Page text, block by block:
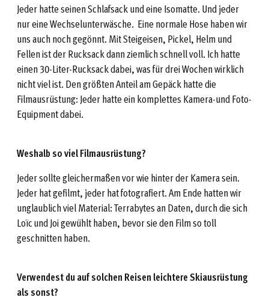
Jeder hatte seinen Schlafsack und eine Isomatte. Und jeder
nur eine Wechselunterwäsche. Eine normale Hose haben wir
uns auch noch gegönnt. Mit Steigeisen, Pickel, Helm und
Fellen ist der Rucksack dann ziemlich schnell voll. Ich hatte
einen 30-Liter-Rucksack dabei, was für drei Wochen wirklich
nicht viel ist. Den größten Anteil am Gepäck hatte die
Filmausrüstung: Jeder hatte ein komplettes Kamera-und Foto-
Equipment dabei.
Weshalb so viel Filmausrüstung?
Jeder sollte gleichermaßen vor wie hinter der Kamera sein.
Jeder hat gefilmt, jeder hat fotografiert. Am Ende hatten wir
unglaublich viel Material: Terrabytes an Daten, durch die sich
Loïc und Joi gewühlt haben, bevor sie den Film so toll
geschnitten haben.
Verwendest du auf solchen Reisen leichtere Skiausrüstung
als sonst?